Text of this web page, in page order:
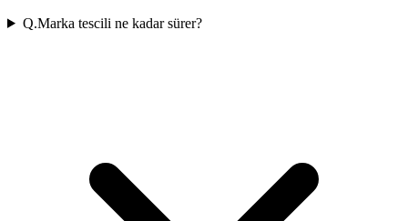
Q.Marka tescili ne kadar sürer?